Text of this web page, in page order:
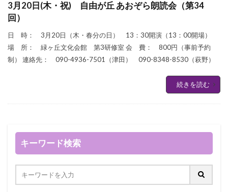
3月20日(木・祝) 自由が丘 あおぞら朗読会（第34
回）
日 時： 3月20日（木・春分の日） 13：30開演（13：00開場）
場 所： 緑ヶ丘文化会館 第3研修室 会 費： 800円（事前予約
制） 連絡先： 090-4936-7501（津田） 090-8348-8530（萩野）
続きを読む
キーワード検索